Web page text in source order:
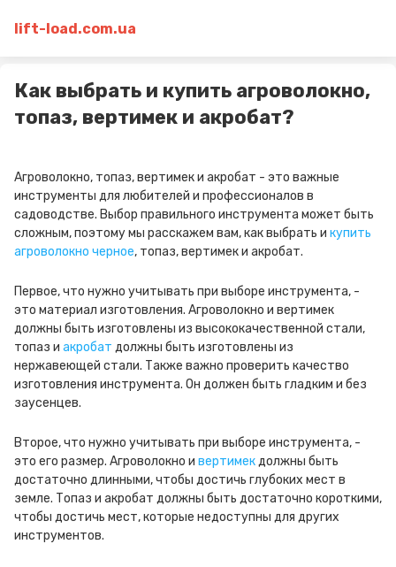
lift-load.com.ua
Как выбрать и купить агроволокно,
топаз, вертимек и акробат?
Агроволокно, топаз, вертимек и акробат - это важные
инструменты для любителей и профессионалов в
садоводстве. Выбор правильного инструмента может быть
сложным, поэтому мы расскажем вам, как выбрать и купить
агроволокно черное, топаз, вертимек и акробат.
Первое, что нужно учитывать при выборе инструмента, -
это материал изготовления. Агроволокно и вертимек
должны быть изготовлены из высококачественной стали,
топаз и акробат должны быть изготовлены из
нержавеющей стали. Также важно проверить качество
изготовления инструмента. Он должен быть гладким и без
заусенцев.
Второе, что нужно учитывать при выборе инструмента, -
это его размер. Агроволокно и вертимекдолжны быть
достаточно длинными, чтобы достичь глубоких мест в
земле. Топаз и акробат должны быть достаточно короткими,
чтобы достичь мест, которые недоступны для других
инструментов.